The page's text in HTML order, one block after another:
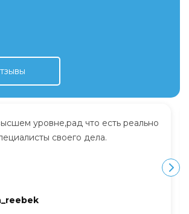
уровне,рад что есть реально
своего дела.